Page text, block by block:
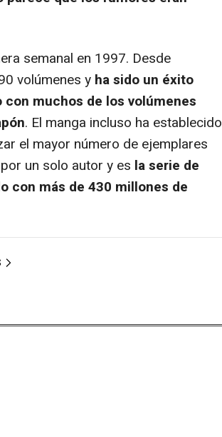
semanal en 1997. Desde
volúmenes y ha sido un éxito
muchos de los volúmenes
. El manga incluso ha establecido
el mayor número de ejemplares
un solo autor y es la serie de
con más de 430 millones de